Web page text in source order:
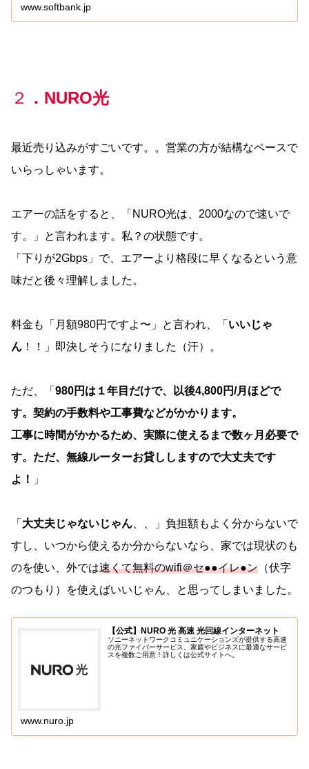
www.softbank.jp
２ ．NURO光
最近売り込みがすごいです。。営業の方が結構なペースで
いらっしゃいます。
エアーの話をすると、「NURO光は、2000なので速いで
す。」と言われます。私？の状態です。
「下りが2Gbps」で、エアーより格段に早くなるという意
味だと後々理解しました。
料金も「月額980円ですよ〜」と言われ、「 いいじゃ
ん ！！」即決しそうになりました（汗）。
ただ、「 980円は１年目だけで、以後4,800円/月ほどで
す。契約の手数料や工事費などがかかります。
工事に時間がかかるため、実際に使えるまで数ヶ月必要で
す。ただ、無線ルーターお貸ししますので大丈夫です
よ！
」
「 大丈夫じゃないじゃん 、、」負担額もよく分からないで
すし、いつから使えるか分からないなら、家では現状のも
のを使い、外では速くて無料のwifi＠セ●●イレ●ン （伏字
のつもり）を使えばいいじゃん、と思ってしまいました。
【公式】NURO 光 高速 光回線インターネット
ソニーネットワークコミュニケーションズが提供する高速
の光ファイバーサービス。家庭やビジネスに最適なサービ
スを複数ご用意！詳しくは公式サイトへ。
www.nuro.jp